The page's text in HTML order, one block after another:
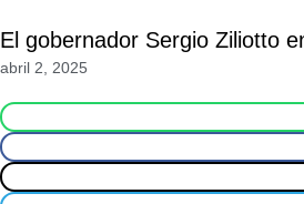
El gobernador Sergio Ziliotto
abril 2, 2025